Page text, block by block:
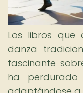
Los libros que
danza
fascinante
ha